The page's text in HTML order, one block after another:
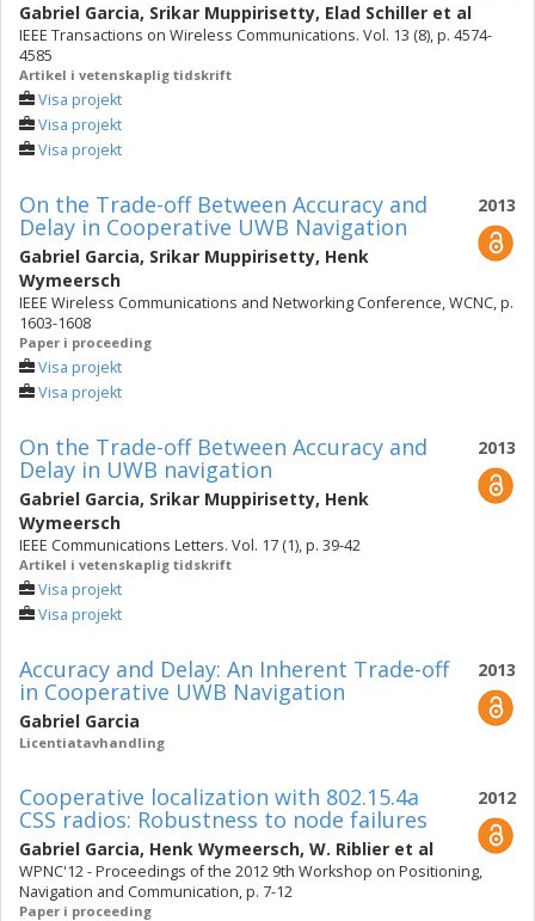
Gabriel Garcia, Srikar Muppirisetty, Elad Schiller et al
IEEE Transactions on Wireless Communications. Vol. 13 (8), p. 4574-
4585
Artikel i vetenskaplig tidskrift
Visa projekt
Visa projekt
Visa projekt
2013
On the Trade-off Between Accuracy and
Delay in Cooperative UWB Navigation
Gabriel Garcia, Srikar Muppirisetty, Henk
Wymeersch
IEEE Wireless Communications and Networking Conference, WCNC, p.
1603-1608
Paper i proceeding
Visa projekt
Visa projekt
2013
On the Trade-off Between Accuracy and
Delay in UWB navigation
Gabriel Garcia, Srikar Muppirisetty, Henk
Wymeersch
IEEE Communications Letters. Vol. 17 (1), p. 39-42
Artikel i vetenskaplig tidskrift
Visa projekt
Visa projekt
2013
Accuracy and Delay: An Inherent Trade-off
in Cooperative UWB Navigation
Gabriel Garcia
Licentiatavhandling
2012
Cooperative localization with 802.15.4a
CSS radios: Robustness to node failures
Gabriel Garcia, Henk Wymeersch, W. Riblier et al
WPNC'12 - Proceedings of the 2012 9th Workshop on Positioning,
Navigation and Communication, p. 7-12
Paper i proceeding